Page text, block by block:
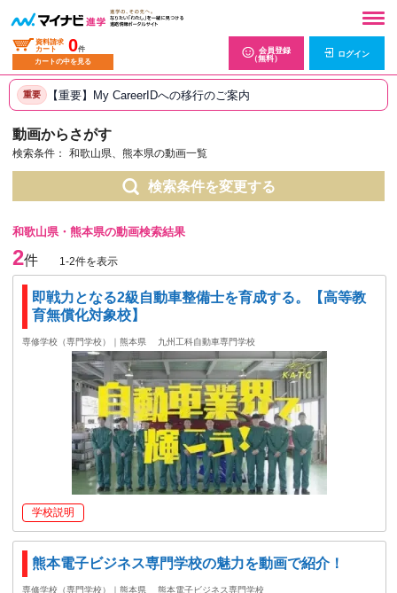
資料請求
カート
0件
カートの中を見る
会員登録
（無料）
ログイン
重要 【重要】My CareerIDへの移行のご案内
動画からさがす
検索条件： 和歌山県、熊本県の動画一覧
検索条件を変更する
和歌山県・熊本県の動画検索結果
2件 1-2件を表示
即戦力となる2級自動車整備士を育成する。【高等教
育無償化対象校】
専修学校（専門学校）｜熊本県 九州工科自動車専門学校
学校説明
熊本電子ビジネス専門学校の魅力を動画で紹介！
専修学校（専門学校）｜熊本県 熊本電子ビジネス専門学校